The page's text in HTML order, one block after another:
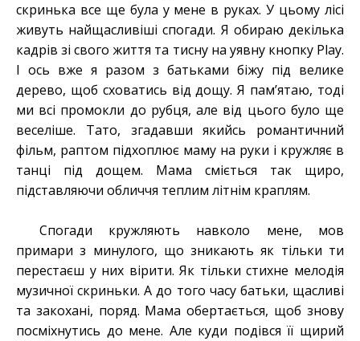
скринька все ще була у мене в руках. У цьому лісі
живуть найщасливіші спогади. Я обираю декілька
кадрів зі свого життя та тисну на уявну кнопку Play.
І ось вже я разом з батьками біжу під велике
дерево, щоб сховатись від дощу. Я пам’ятаю, тоді
ми всі промокли до рубця, але від цього було ще
веселіше. Тато, згадавши якийсь романтичний
фільм, раптом підхоплює маму на руки і кружляє в
танці під дощем. Мама сміється так щиро,
підставляючи обличчя теплим літнім краплям.
Спогади кружляють навколо мене, мов
примари з минулого, що зникають як тільки ти
перестаєш у них вірити. Як тільки стихне мелодія
музичної скриньки. А до того часу батьки, щасливі
та закохані, поряд. Мама обертається, щоб знову
посміхнутись до мене. Але куди подівся її щирий